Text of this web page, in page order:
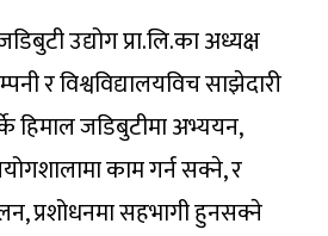
उद्योग प्रा.लि.का अध्यक्ष
र विश्वविद्यालयविच साझेदारी
हिमाल जडिबुटीमा अभ्ययन,
काम गर्न सक्ने, र
प्रशोधनमा सहभागी हुनसक्ने